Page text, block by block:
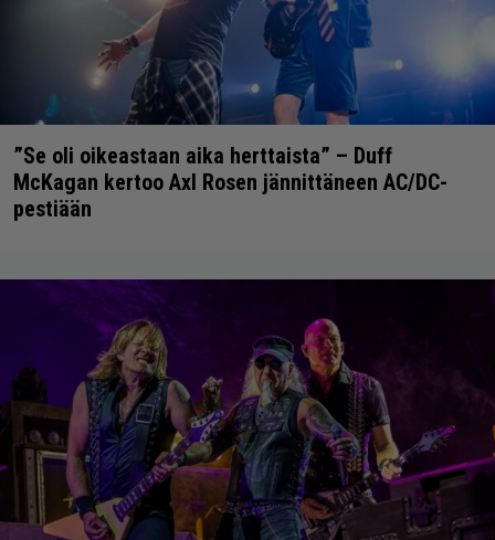
”Se oli oikeastaan aika herttaista” – Duff
McKagan kertoo Axl Rosen jännittäneen AC/DC-
pestiään